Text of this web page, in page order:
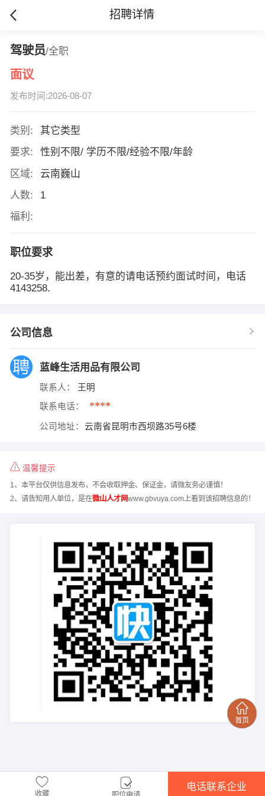
招聘详情
驾驶员/全职
面议
发布时间:2026-08-07
类别:
其它类型
要求:
性别不限/ 学历不限/经验不限/年龄
区域:
云南巍山
人数:
1
福利:
职位要求
20-35岁，能出差，有意的请电话预约面试时间，电话
4143258.
公司信息
蓝峰生活用品有限公司
联系人： 王明
联系电话： ****
公司地址： 云南省昆明市西坝路35号6楼
温馨提示
1、本平台仅供信息发布，不会收取押金、保证金，请微友务必谨慎！
2、请告知用人单位，是在微山人才网www.gbvuya.com上看到该招聘信息的！
收藏
电话联系企业